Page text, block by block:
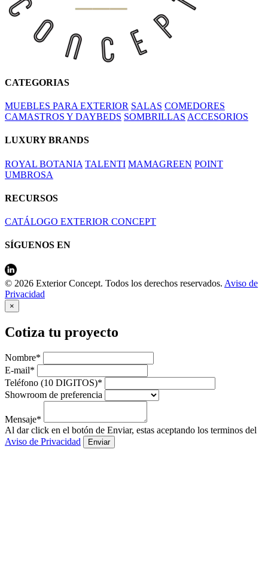
CATEGORIAS
MUEBLES PARA EXTERIOR SALAS COMEDORES
CAMASTROS Y DAYBEDS SOMBRILLAS ACCESORIOS
LUXURY BRANDS
ROYAL BOTANIA TALENTI MAMAGREEN POINT
UMBROSA
RECURSOS
CATÁLOGO EXTERIOR CONCEPT
SÍGUENOS EN
© 2026 Exterior Concept. Todos los derechos reservados. Aviso de
Privacidad
×
Cotiza tu proyecto
Nombre*
E-mail*
Teléfono (10 DIGITOS)*
Showroom de preferencia
Mensaje*
Al dar click en el botón de Enviar, estas aceptando los terminos del
Aviso de Privacidad